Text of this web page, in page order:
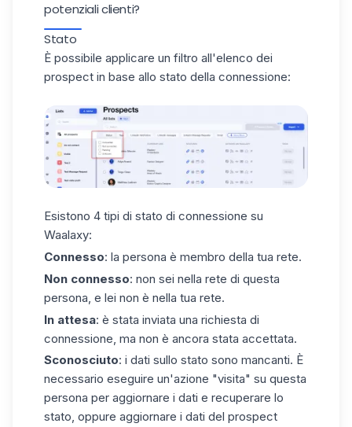
potenziali clienti?
Stato
È possibile applicare un filtro all'elenco dei
prospect in base allo stato della connessione:
Esistono 4 tipi di stato di connessione su
Waalaxy:
Connesso: la persona è membro della tua rete.
Non connesso: non sei nella rete di questa
persona, e lei non è nella tua rete.
In attesa: è stata inviata una richiesta di
connessione, ma non è ancora stata accettata.
Sconosciuto: i dati sullo stato sono mancanti. È
necessario eseguire un'azione "visita" su questa
persona per aggiornare i dati e recuperare lo
stato, oppure aggiornare i dati del prospect